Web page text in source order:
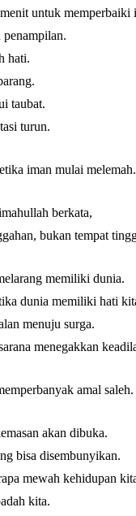
untuk memperbaiki
hati.
taubat.
turun.
iman mulai melemah.
berkata,
bukan tempat
memiliki dunia.
dunia memiliki hati
menuju surga.
menegakkan
amal saleh.
akan dibuka.
bisa disembunyikan.
mewah kehidupan
kita.